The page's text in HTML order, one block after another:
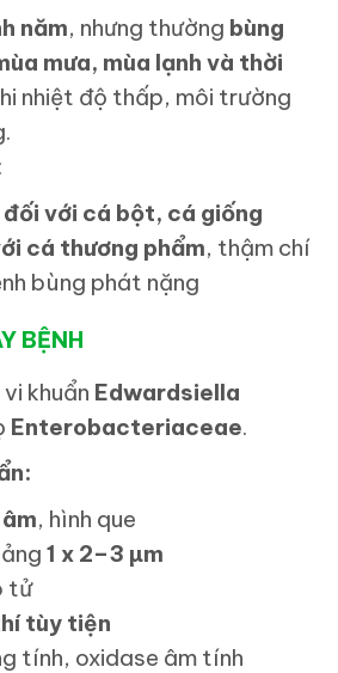
năm, nhưng thường bùng
mưa, mùa lạnh và thời
nhiệt độ thấp, môi trường
đối với cá bột, cá giống
cá thương phẩm, thậm chí
bùng phát nặng
BỆNH
khuẩn Edwardsiella
Enterobacteriaceae.
, hình que
1 x 2–3 µm
tử
tùy tiện
tính, oxidase âm tính